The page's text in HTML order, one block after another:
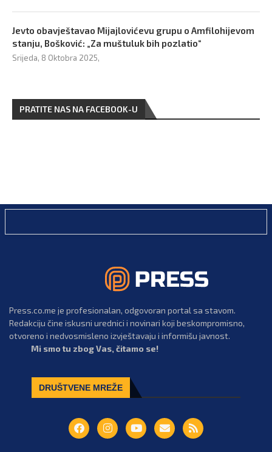
Jevto obavještavao Mijajlovićevu grupu o Amfilohijevom
stanju, Bošković: „Za muštuluk bih pozlatio“
Srijeda, 8 Oktobra 2025,
PRATITE NAS NA FACEBOOK-U
Press.co.me je profesionalan, odgovoran portal sa stavom.
Redakciju čine iskusni urednici i novinari koji beskompromisno,
otvoreno i nedvosmisleno izvještavaju i informišu javnost.
Mi smo tu zbog Vas, čitamo se!
DRUŠTVENE MREŽE